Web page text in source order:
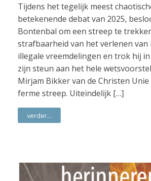
Tijdens het tegelijk meest
betekenende debat van 2025,
Bontenbal om een streep te
strafbaarheid van het verlenen van
illegale vreemdelingen en trok hij
zijn steun aan het hele
Mirjam Bikker van de Christen
ferme streep. Uiteindelijk […]
verder...